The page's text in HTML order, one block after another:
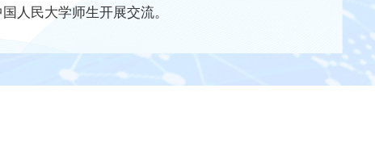
人民大学师生开展交流。